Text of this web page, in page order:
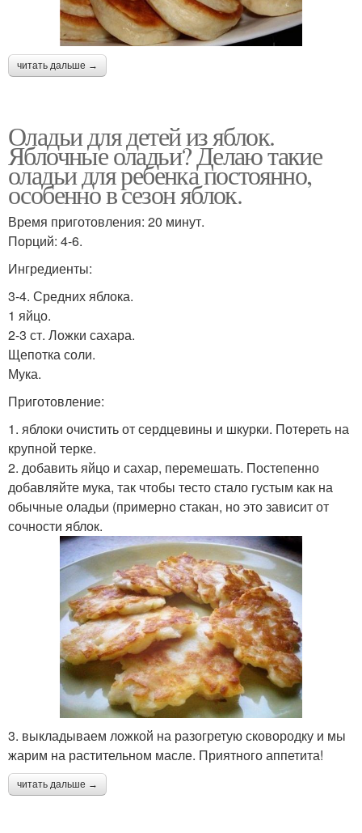
читать дальше →
Оладьи для детей из яблок.
Яблочные оладьи? Делаю такие
оладьи для ребенка постоянно,
особенно в сезон яблок.
Время приготовления: 20 минут.
Порций: 4-6.
Ингредиенты:
3-4. Средних яблока.
1 яйцо.
2-3 ст. Ложки сахара.
Щепотка соли.
Мука.
Приготовление:
1. яблоки очистить от сердцевины и шкурки. Потереть на
крупной терке.
2. добавить яйцо и сахар, перемешать. Постепенно
добавляйте мука, так чтобы тесто стало густым как на
обычные оладьи (примерно стакан, но это зависит от
сочности яблок.
3. выкладываем ложкой на разогретую сковородку и мы
жарим на растительном масле. Приятного аппетита!
читать дальше →